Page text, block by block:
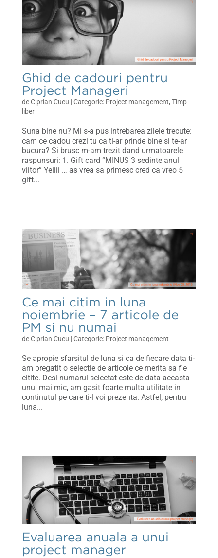
Ghid de cadouri pentru
Project Manageri
deCiprian Cucu | Project management, Timp
liber
Suna bine nu? Mi s-a pus intrebarea zilele trecute:
cam ce cadou crezi tu ca ti-ar prinde bine si te-ar
bucura? Si brusc m-am trezit dand urmatoarele
raspunsuri: 1. Gift card “MINUS 3 sedinte anul
viitor” Yeiiii … as vrea sa primesc cred ca vreo 5
gift...
Ce mai citim in luna
noiembrie – 7 articole de
PM si nu numai
deCiprian Cucu | Project management
Se apropie sfarsitul de luna si ca de fiecare data ti-
am pregatit o selectie de articole ce merita sa fie
citite. Desi numarul selectat este de data aceasta
unul mai mic, am gasit foarte multa utilitate in
continutul pe care ti-l voi prezenta. Astfel, pentru
luna...
Evaluarea anuala a unui
project manager